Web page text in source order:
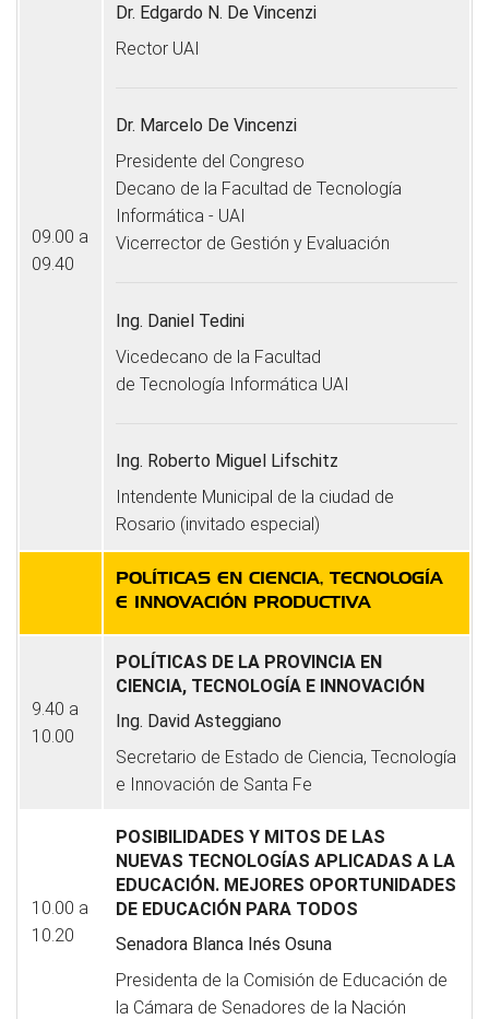
09.00 a
09.40
Dr. Edgardo N. De Vincenzi
Rector UAI
Dr. Marcelo De Vincenzi
Presidente del Congreso
Decano de la Facultad de Tecnología
Informática - UAI
Vicerrector de Gestión y Evaluación
Ing. Daniel Tedini
Vicedecano de la Facultad
de Tecnología Informática UAI
Ing. Roberto Miguel Lifschitz
Intendente Municipal de la ciudad de
Rosario (invitado especial)
POLÍTICAS EN CIENCIA, TECNOLOGÍA
E INNOVACIÓN PRODUCTIVA
9.40 a
10.00
POLÍTICAS DE LA PROVINCIA EN
CIENCIA, TECNOLOGÍA E INNOVACIÓN
Ing. David Asteggiano
Secretario de Estado de Ciencia, Tecnología
e Innovación de Santa Fe
10.00 a
10.20
POSIBILIDADES Y MITOS DE LAS
NUEVAS TECNOLOGÍAS APLICADAS A LA
EDUCACIÓN. MEJORES OPORTUNIDADES
DE EDUCACIÓN PARA TODOS
Senadora Blanca Inés Osuna
Presidenta de la Comisión de Educación de
la Cámara de Senadores de la Nación